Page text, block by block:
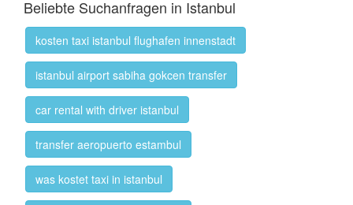
Beliebte Suchanfragen in Istanbul
kosten taxi istanbul flughafen innenstadt
istanbul airport sabiha gokcen transfer
car rental with driver istanbul
transfer aeropuerto estambul
was kostet taxi in istanbul